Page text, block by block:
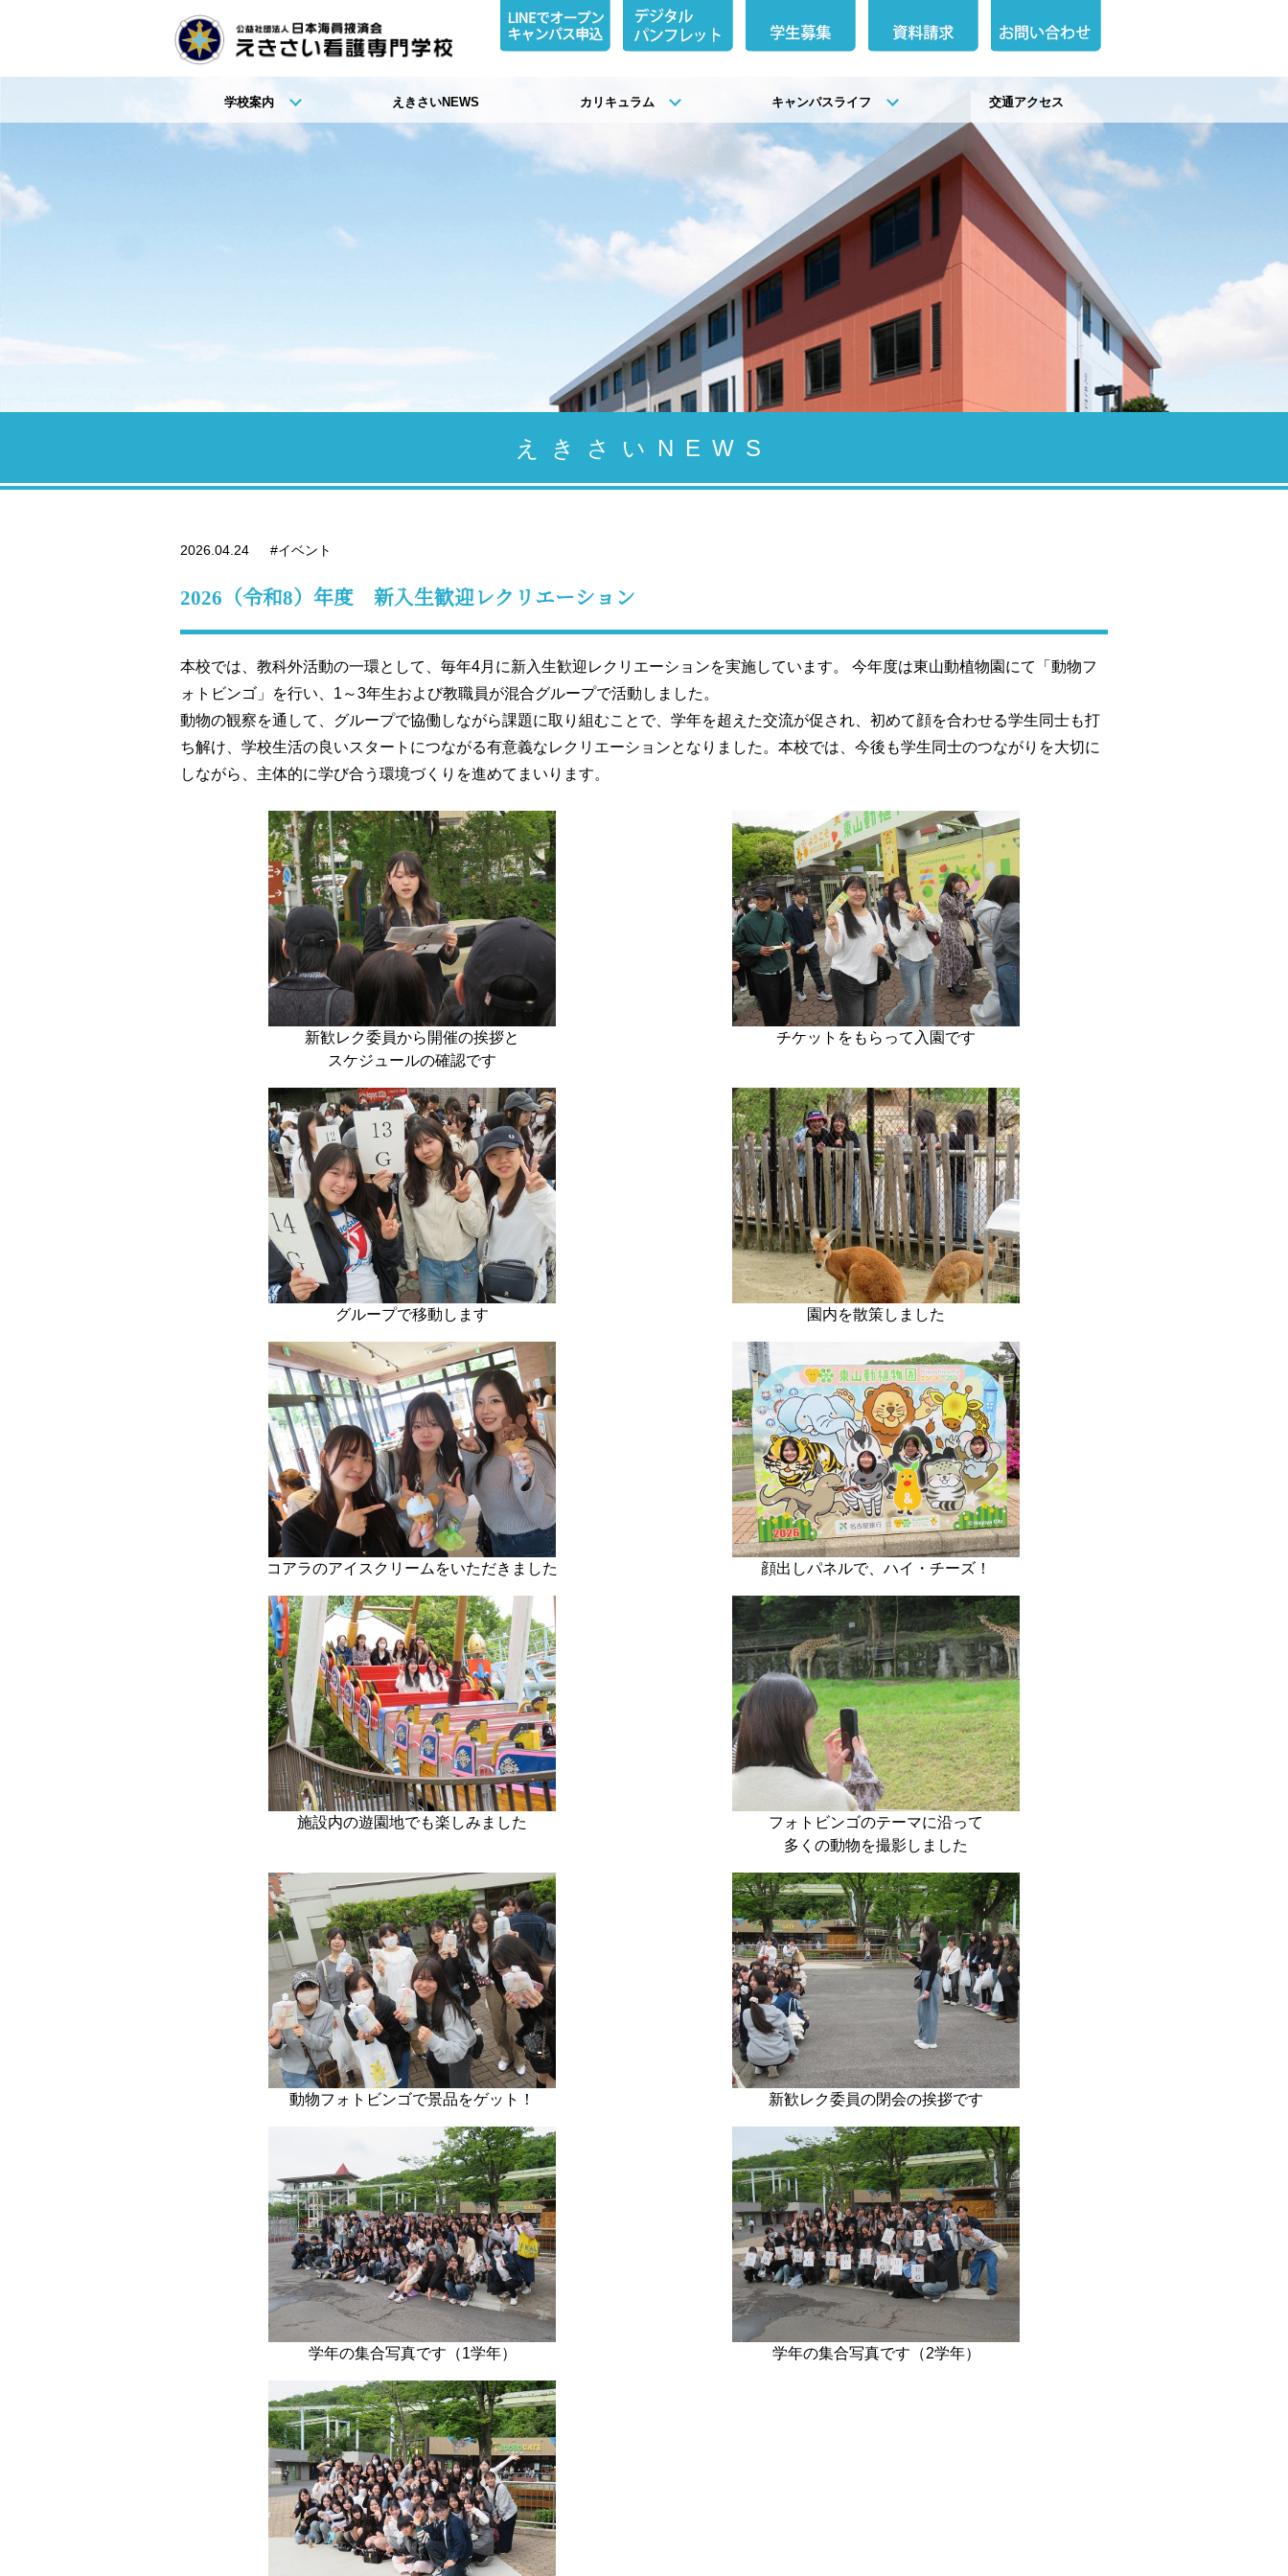
学校案内 えきさいNEWS カリキュラム キャンパスライフ 交通アクセス
えきさいNEWS
2026.04.24 #イベント
2026（令和8）年度 新入生歓迎レクリエーション
本校では、教科外活動の一環として、毎年4月に新入生歓迎レクリエーションを実施しています。 今年度は東山動植物園にて「動物フ
ォトビンゴ」を行い、1～3年生および教職員が混合グループで活動しました。
動物の観察を通して、グループで協働しながら課題に取り組むことで、学年を超えた交流が促され、初めて顔を合わせる学生同士も打
ち解け、学校生活の良いスタートにつながる有意義なレクリエーションとなりました。本校では、今後も学生同士のつながりを大切に
しながら、主体的に学び合う環境づくりを進めてまいります。
新歓レク委員から開催の挨拶と
スケジュールの確認です
チケットをもらって入園です
グループで移動します 園内を散策しました
コアラのアイスクリームをいただきました 顔出しパネルで、ハイ・チーズ！
施設内の遊園地でも楽しみました
フォトビンゴのテーマに沿って
多くの動物を撮影しました
動物フォトビンゴで景品をゲット！ 新歓レク委員の閉会の挨拶です
学年の集合写真です（1学年） 学年の集合写真です（2学年）